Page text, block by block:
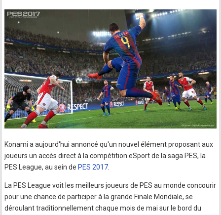
Konami a aujourd'hui annoncé qu'un nouvel élément proposant aux
joueurs un accès direct à la compétition eSport de la saga PES, la
PES League, au sein de PES 2017.
La PES League voit les meilleurs joueurs de PES au monde concourir
pour une chance de participer à la grande Finale Mondiale, se
déroulant traditionnellement chaque mois de mai sur le bord du